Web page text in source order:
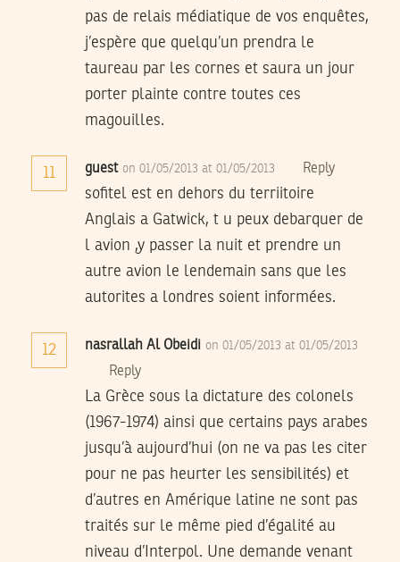
pas de relais médiatique de vos enquêtes,
j’espère que quelqu’un prendra le
taureau par les cornes et saura un jour
porter plainte contre toutes ces
magouilles.
11 guest on 01/05/2013 at 01/05/2013 Reply
sofitel est en dehors du terriitoire
Anglais a Gatwick, t u peux debarquer de
l avion ,y passer la nuit et prendre un
autre avion le lendemain sans que les
autorites a londres soient informées.
12 nasrallah Al Obeidi on 01/05/2013 at 01/05/2013
Reply
La Grèce sous la dictature des colonels
(1967-1974) ainsi que certains pays arabes
jusqu’à aujourd’hui (on ne va pas les citer
pour ne pas heurter les sensibilités) et
d’autres en Amérique latine ne sont pas
traités sur le même pied d’égalité au
niveau d’Interpol. Une demande venant